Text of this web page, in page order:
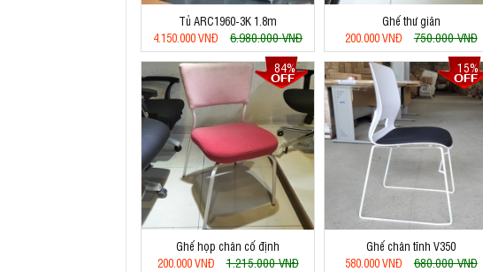
Tủ ARC1960-3K 1.8m
4.150.000 VNĐ
6.980.000 VNĐ
Ghế thư giãn
200.000 VNĐ
750.000 VNĐ
84%
Ghế họp chân cố định
200.000 VNĐ
1.215.000 VNĐ
15%
Ghế chân tĩnh V350
580.000 VNĐ
680.000 VNĐ